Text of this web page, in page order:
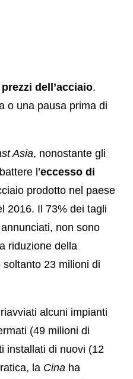
prezzi dell’acciaio.
o una pausa prima di
Asia, nonostante gli
l’eccesso di
prodotto nel paese
2016. Il 73% dei tagli
non sono
riduzione della
23 milioni di
alcuni impianti
(49 milioni di
installati di nuovi (12
la Cina ha